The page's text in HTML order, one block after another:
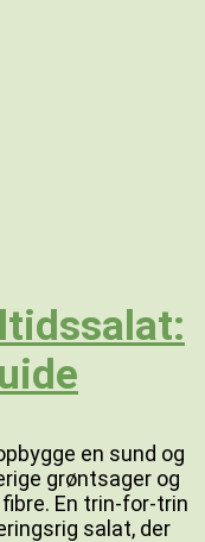
en sund og
grøntsager og
En trin-for-trin
salat, der